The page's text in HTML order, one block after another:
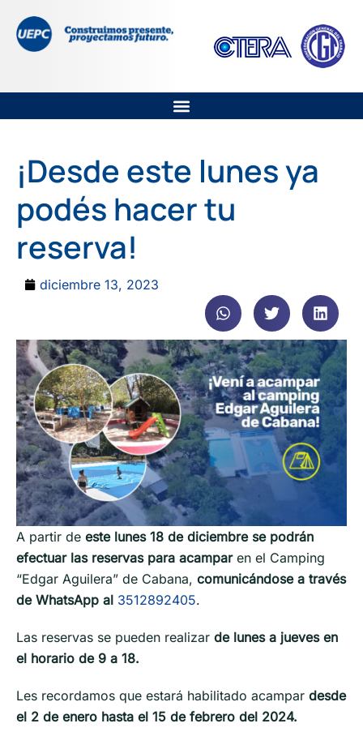
¡Desde este lunes ya
podés hacer tu
reserva!
diciembre 13, 2023
A partir de este lunes 18 de diciembre se podrán
efectuar las reservas para acampar en el Camping
“Edgar Aguilera” de Cabana, comunicándose a través
de WhatsApp al 3512892405.
Las reservas se pueden realizar de lunes a jueves en
el horario de 9 a 18.
Les recordamos que estará habilitado acampar desde
el 2 de enero hasta el 15 de febrero del 2024.